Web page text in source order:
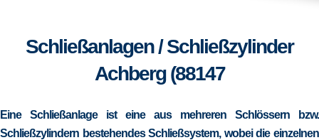
Schließanlagen / Schließzylinder
Achberg (88147
Eine Schließanlage ist eine aus mehreren Schlössern bzw.
Schließzylindern bestehendes Schließsystem, wobei die einzelnen